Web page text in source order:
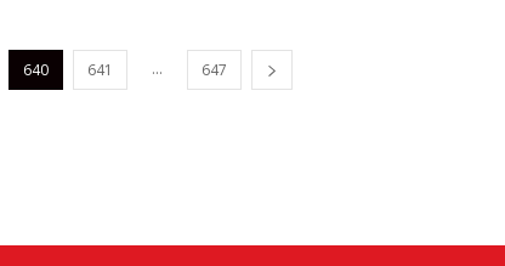
640 641 ... 647